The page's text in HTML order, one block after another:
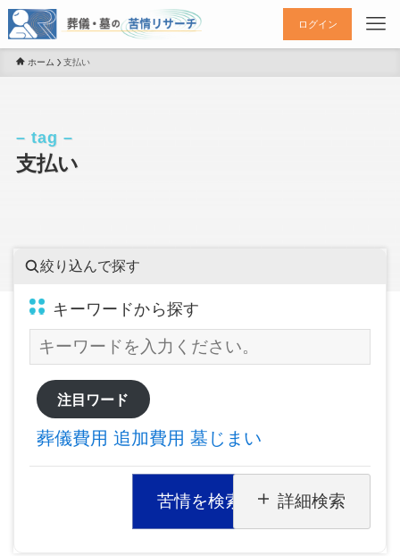
ログイン
ホーム 支払い
支払い
– tag –
絞り込んで探す
キーワードから探す
注目ワード
葬儀費用 追加費用 墓じまい
苦情を検索 詳細検索